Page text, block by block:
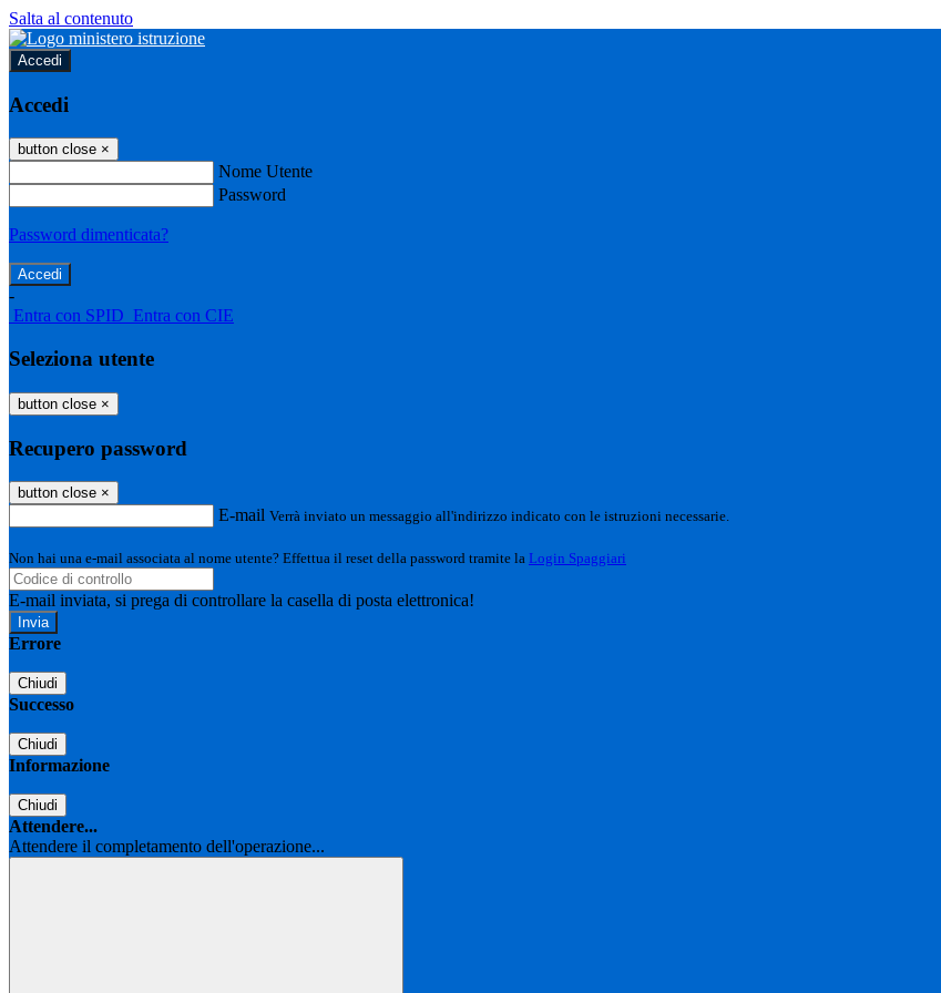
Salta al contenuto
Accedi
Accedi
button close ×
Nome Utente
Password
Password dimenticata?
-
Entra con SPID Entra con CIE
Seleziona utente
button close ×
Recupero password
button close ×
E-mail Verrà inviato un messaggio all'indirizzo indicato con le istruzioni necessarie.
Non hai una e-mail associata al nome utente? Effettua il reset della password tramite la Login Spaggiari
E-mail inviata, si prega di controllare la casella di posta elettronica!
Errore
Chiudi
Successo
Chiudi
Informazione
Chiudi
Attendere...
Attendere il completamento dell'operazione...